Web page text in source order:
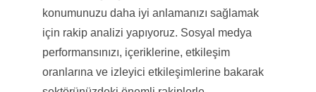
konumunuzu daha iyi anlamanızı sağlamak
için rakip analizi yapıyoruz. Sosyal medya
performansınızı, içeriklerine, etkileşim
oranlarına ve izleyici etkileşimlerine bakarak